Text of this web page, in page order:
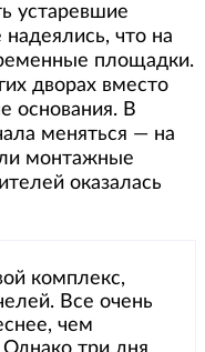
устаревшие
что на
площадки.
дворах вместо
основания. В
меняться — на
монтажные
оказалась
комплекс,
Все очень
чем